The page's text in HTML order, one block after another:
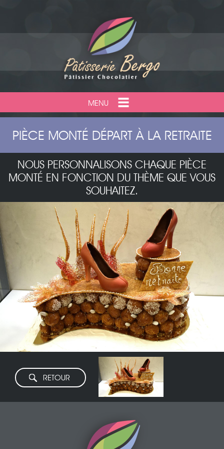
MENU
PIÈCE MONTÉ DÉPART À LA RETRAITE
NOUS PERSONNALISONS CHAQUE PIÈCE
MONTÉ EN FONCTION DU THÈME QUE VOUS
SOUHAITEZ.
RETOUR